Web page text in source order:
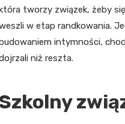
tworzy związek, żeby
w etap randkowania.
intymności,
niż reszta.